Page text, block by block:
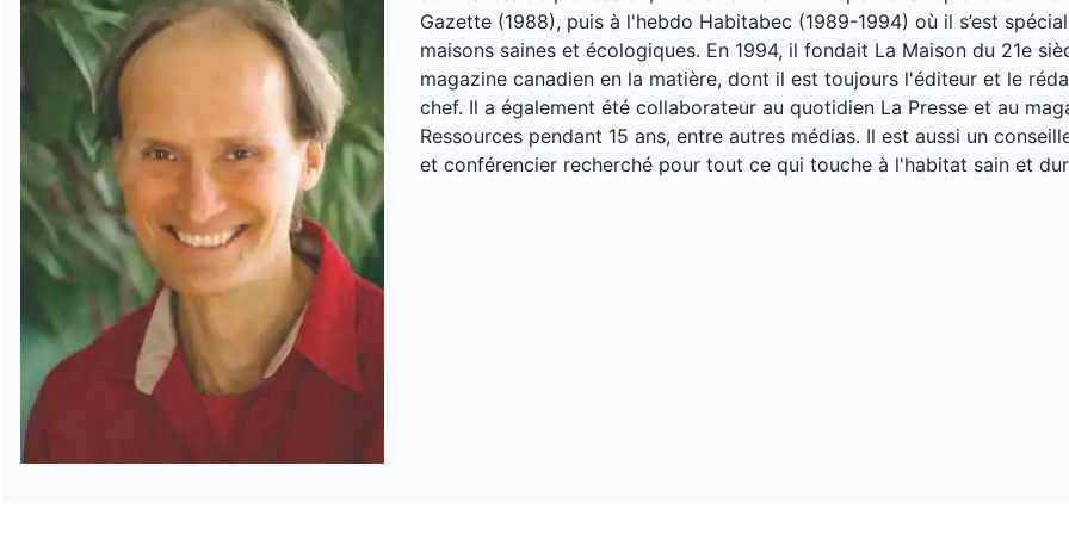
Gazette (1988), puis à l'hebdo Habitabec (1989-1994) où il s’est
maisons saines et écologiques. En 1994, il fondait La Maison du 21e
magazine canadien en la matière, dont il est toujours l'éditeur et le
chef. Il a également été collaborateur au quotidien La Presse et au
Ressources pendant 15 ans, entre autres médias. Il est aussi un
et conférencier recherché pour tout ce qui touche à l'habitat sain et